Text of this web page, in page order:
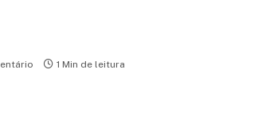
1 Min de leitura